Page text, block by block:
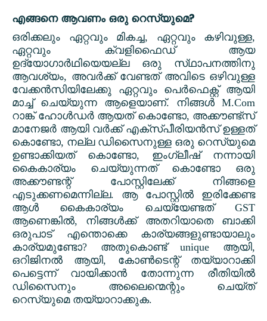
എങ്ങനെ ആവണം ഒരു റെസ്യുമെ?
ഒരിക്കലും ഏറ്റവും മികച്ച, ഏറ്റവും കഴിവുള്ള,
ഏറ്റവും ക്വളിഫൈഡ് ആയ
ഉദ്യോഗാർഥിയെയല്ല ഒരു സ്‌ഥാപനത്തിനു
ആവശ്യം, അവർക്ക് വേണ്ടത് അവിടെ ഒഴിവുള്ള
വേക്കൻസിയിലേക്കു ഏറ്റവും പെർഫെക്റ്റ് ആയി
മാച്ച് ചെയ്യുന്ന ആളെയാണ്. നിങ്ങൾ M.Com
റാങ്ക് ഹോൾഡർ ആയത് കൊണ്ടോ, അക്കൗണ്ട്സ്
മാനേജർ ആയി വർക്ക് എക്സ്പീരിയൻസ് ഉള്ളത്
കൊണ്ടോ, നല്ല ഡിസൈനുള്ള ഒരു റെസ്യുമെ
ഉണ്ടാക്കിയത് കൊണ്ടോ, ഇംഗ്ലീഷ് നന്നായി
കൈകാര്യം ചെയ്യുന്നത് കൊണ്ടോ ഒരു
അക്കൗണ്ടന്റ് പോസ്റ്റിലേക്ക് നിങ്ങളെ
എടുക്കണമെന്നില്ല. ആ പോസ്റ്റിൽ ഇരിക്കേണ്ട
ആൾ കൈകാര്യം ചെയ്യേണ്ടത് GST
ആണെങ്കിൽ, നിങ്ങൾക്ക് അതറിയാതെ ബാക്കി
ഒരുപാട് എന്തൊക്കെ കാര്യങ്ങളുണ്ടായാലും
കാര്യമുണ്ടോ? അതുകൊണ്ട്unique ആയി,
ഒറിജിനൽ ആയി, കോൺടെന്റ് തയ്യാറാക്കി
പെട്ടെന്ന് വായിക്കാൻ തോന്നുന്ന രീതിയിൽ
ഡിസൈനും അലൈന്മെന്റും ചെയ്ത്
റെസ്യുമെ തയ്യാറാക്കുക.